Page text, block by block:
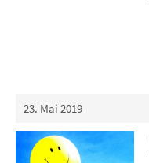
23. Mai 2019